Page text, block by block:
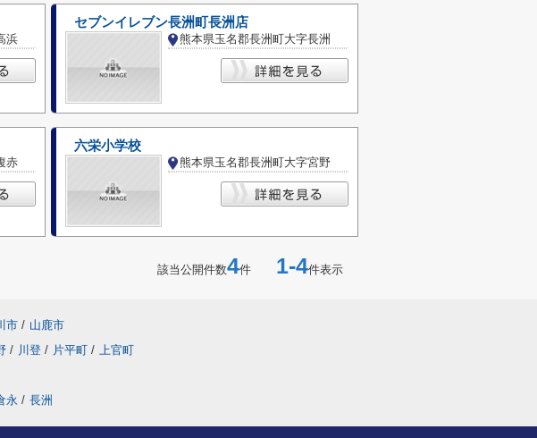
浜
セブンイレブン長洲町長洲店
熊本県玉名郡長洲町大字長洲
赤
六栄小学校
熊本県玉名郡長洲町大字宮野
該当公開件数4件 1-4件表示
市 / 山鹿市
/ 川登 / 片平町 / 上官町
永 / 長洲